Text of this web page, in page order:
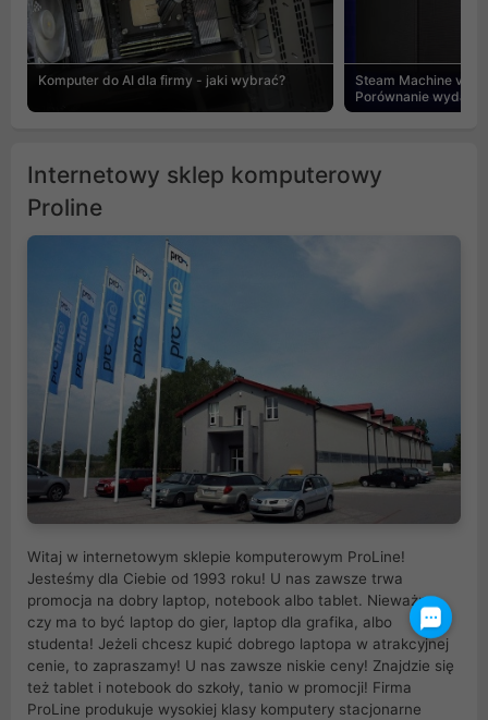
Komputer do AI dla firmy - jaki wybrać?
Steam Machine vs
Porównanie
Internetowy sklep komputerowy
Proline
Witaj w internetowym sklepie komputerowym ProLine!
Jesteśmy dla Ciebie od 1993 roku! U nas zawsze trwa
promocja na dobry laptop, notebook albo tablet. Nieważne
czy ma to być laptop do gier, laptop dla grafika, albo
studenta! Jeżeli chcesz kupić dobrego laptopa w atrakcyjnej
cenie, to zapraszamy! U nas zawsze niskie ceny! Znajdzie się
też tablet i notebook do szkoły, tanio w promocji! Firma
ProLine produkuje wysokiej klasy komputery stacjonarne